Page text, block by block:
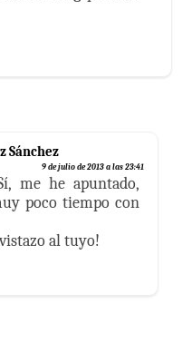
Sánchez
9 de julio de 2013 a las 23:41
me he apuntado,
poco tiempo con
al tuyo!